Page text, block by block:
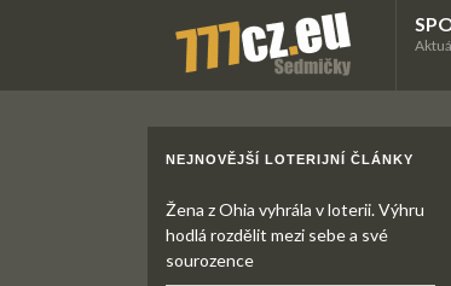
NEJNOVĚJŠÍ LOTERIJNÍ ČLÁNKY
Žena z Ohia vyhrála v loterii. Výhru
hodlá rozdělit mezi sebe a své
sourozence